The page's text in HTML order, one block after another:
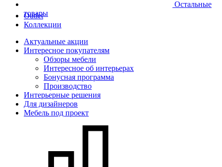
Остальные
товары
Outlet
Коллекции
Актуальные акции
Интересное покупателям
Обзоры мебели
Интересное об интерьерах
Бонусная программа
Производство
Интерьерные решения
Для дизайнеров
Мебель под проект